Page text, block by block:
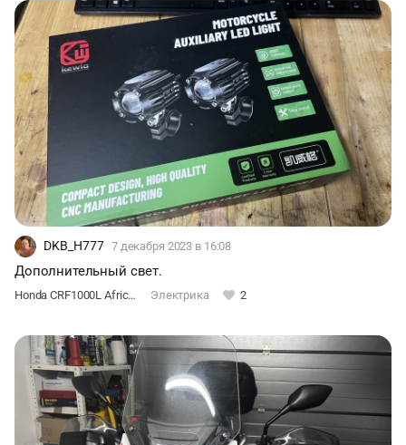
DKB_H777 7 декабря 2023 в 16:08
Дополнительный свет.
Honda CRF1000L Africa Twin DCT Электрика 2